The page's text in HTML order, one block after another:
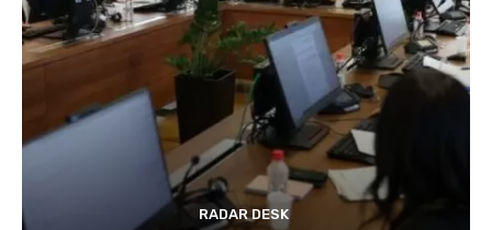
RADAR DESK